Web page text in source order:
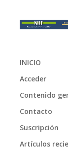
INICIO
Acceder
Contenido
Contacto
Suscripción
Artículos